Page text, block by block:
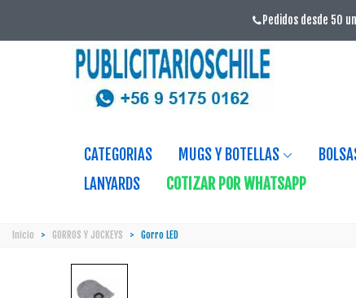
Pedidos desde 50
CATEGORIAS MUGS Y BOTELLAS
LANYARDS
COTIZAR POR WHATSAPP
Inicio > GORROS Y JOCKEYS > Gorro LED